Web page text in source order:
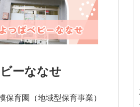
ーななせ
保育園
（地域型保育事業）